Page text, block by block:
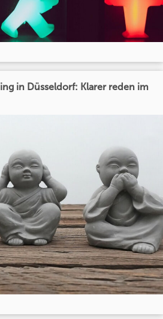
in Düsseldorf: Klarer reden im